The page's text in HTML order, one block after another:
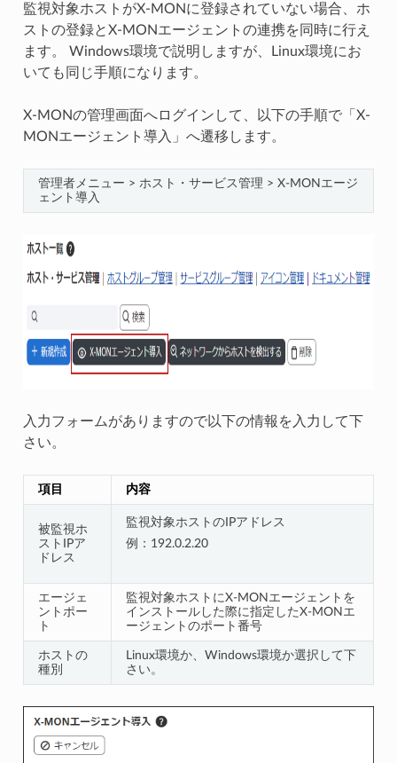
監視対象ホストがX-MONに登録されていない場合、ホ
ストの登録とX-MONエージェントの連携を同時に行え
ます。 Windows環境で説明しますが、Linux環境にお
いても同じ手順になります。
X-MONの管理画面へログインして、以下の手順で「X-
MONエージェント導入」へ遷移します。
管理者メニュー > ホスト・サービス管理 > X-MONエージ
ェント導入
入力フォームがありますので以下の情報を入力して下
さい。
項目 内容
被監視ホ
ストIPア
ドレス
監視対象ホストのIPアドレス
例：192.0.2.20
エージェ
ントポー
ト
監視対象ホストにX-MONエージェントを
インストールした際に指定したX-MONエ
ージェントのポート番号
ホストの
種別
Linux環境か、Windows環境か選択して下
さい。